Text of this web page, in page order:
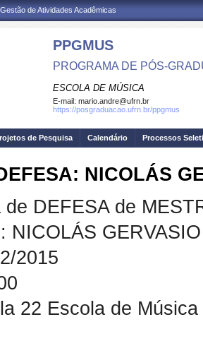
de Atividades Acadêmicas
PPGMUS
PROGRAMA DE PÓS-
ESCOLA DE MÚSICA
E-mail: mario.andre@ufrn.br
https://posgraduacao.ufrn.br/ppgmus
de Pesquisa Calendário Processos
NICOLÁS
de DEFESA de
NICOLÁS
2015
22 Escola de